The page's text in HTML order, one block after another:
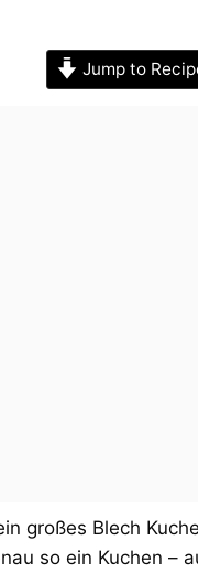
Jump to
großes Blech
so ein Kuchen –